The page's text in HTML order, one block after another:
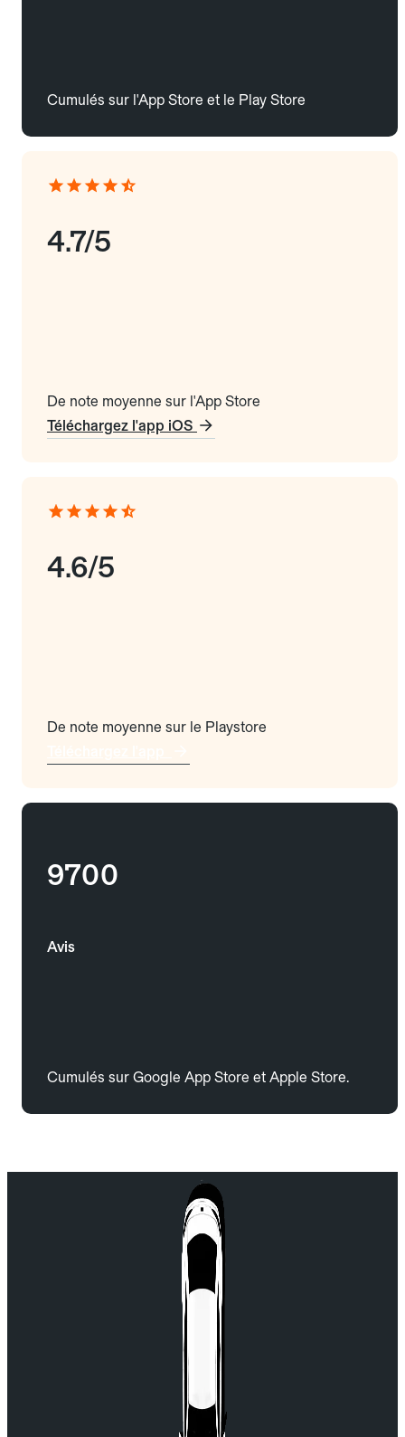
Cumulés sur l'App Store et le Play Store
4.7/5
De note moyenne sur l'App Store
Téléchargez l'app iOS
4.6/5
De note moyenne sur le Playstore
9700
Avis
Cumulés sur Google App Store et Apple Store.